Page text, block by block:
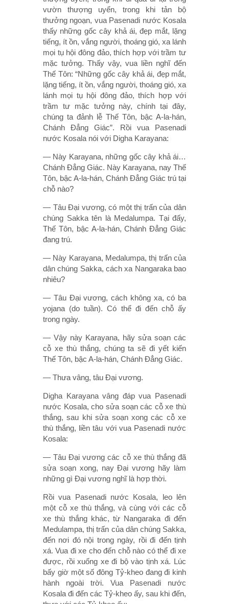
vườn thượng uyển, trong khi tản bộ
thưởng ngoạn, vua Pasenadi nước Kosala
thấy những gốc cây khả ái, đẹp mắt, lặng
tiếng, ít ồn, vắng người, thoáng gió, xa lánh
mọi tụ hội đông đảo, thích hợp với trầm tư
mặc tưởng. Thấy vậy, vua liền nghĩ đến
Thế Tôn: “Những gốc cây khả ái, đẹp mắt,
lặng tiếng, ít ồn, vắng người, thoáng gió, xa
lánh mọi tụ hội đông đảo, thích hợp với
trầm tư mặc tưởng này, chính tại đây,
chúng ta đảnh lễ Thế Tôn, bậc A-la-hán,
Chánh Ðẳng Giác”. Rồi vua Pasenadi
nước Kosala nói với Digha Karayana:
— Này Karayana, những gốc cây khả ái…
Chánh Ðẳng Giác. Này Karayana, nay Thế
Tôn, bậc A-la-hán, Chánh Ðẳng Giác trú tại
chỗ nào?
— Tâu Ðại vương, có một thị trấn của dân
chúng Sakka tên là Medalumpa. Tại đấy,
Thế Tôn, bậc A-la-hán, Chánh Ðẳng Giác
đang trú.
— Này Karayana, Medalumpa, thị trấn của
dân chúng Sakka, cách xa Nangaraka bao
nhiêu?
— Tâu Ðại vương, cách không xa, có ba
yojana (do tuần). Có thể đi đến chỗ ấy
trong ngày.
— Vậy này Karayana, hãy sửa soạn các
cỗ xe thù thắng, chúng ta sẽ đi yết kiến
Thế Tôn, bậc A-la-hán, Chánh Ðẳng Giác.
— Thưa vâng, tâu Ðại vương.
Digha Karayana vâng đáp vua Pasenadi
nước Kosala, cho sửa soạn các cỗ xe thù
thắng, sau khi sửa soạn xong các cỗ xe
thù thắng, liền tâu với vua Pasenadi nước
Kosala:
— Tâu Ðại vương các cỗ xe thù thắng đã
sửa soạn xong, nay Ðại vương hãy làm
những gì Ðại vương nghĩ là hợp thời.
Rồi vua Pasenadi nước Kosala, leo lên
một cỗ xe thù thắng, và cùng với các cỗ
xe thù thắng khác, từ Nangaraka đi đến
Medulampa, thị trấn của dân chúng Sakka,
đến nơi đó nội trong ngày, rồi đi đến tịnh
xá. Vua đi xe cho đến chỗ nào có thể đi xe
được, rồi xuống xe đi bộ vào tịnh xá. Lúc
bấy giờ một số đông Tỷ-kheo đang đi kinh
hành ngoài trời. Vua Pasenadi nước
Kosala đi đến các Tỷ-kheo ấy, sau khi đến,